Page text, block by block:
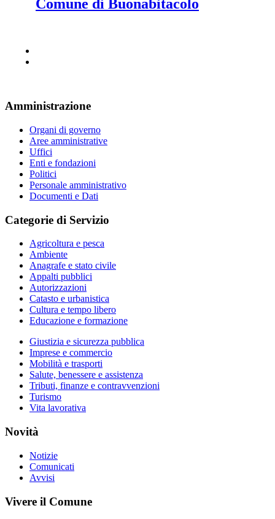
Comune di Buonabitacolo
Amministrazione
Organi di governo
Aree amministrative
Uffici
Enti e fondazioni
Politici
Personale amministrativo
Documenti e Dati
Categorie di Servizio
Agricoltura e pesca
Ambiente
Anagrafe e stato civile
Appalti pubblici
Autorizzazioni
Catasto e urbanistica
Cultura e tempo libero
Educazione e formazione
Giustizia e sicurezza pubblica
Imprese e commercio
Mobilità e trasporti
Salute, benessere e assistenza
Tributi, finanze e contravvenzioni
Turismo
Vita lavorativa
Novità
Notizie
Comunicati
Avvisi
Vivere il Comune